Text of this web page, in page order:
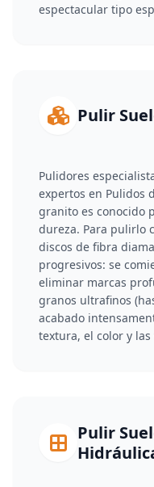
espectacular tipo
Pulir
Pulidores
expertos en Pulidos
granito es conocido
dureza. Para pulirlo
discos de fibra
progresivos: se
eliminar marcas
granos ultrafinos
acabado
textura, el color y
Pulir